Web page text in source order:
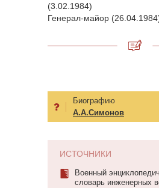
(3.02.1984)
Генерал-майор
Биографию
А.А.Симонов
ИСТОЧНИКИ
Военный
словарь инженерных